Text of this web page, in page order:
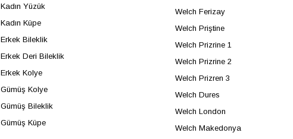
Kadın Yüzük
Kadın Küpe
Erkek Bileklik
Erkek Deri Bileklik
Erkek Kolye
Gümüş Kolye
Gümüş Bileklik
Gümüş Küpe
Welch Ferizay
Welch Priştine
Welch Prizrine 1
Welch Prizrine 2
Welch Prizren 3
Welch Dures
Welch London
Welch Makedonya